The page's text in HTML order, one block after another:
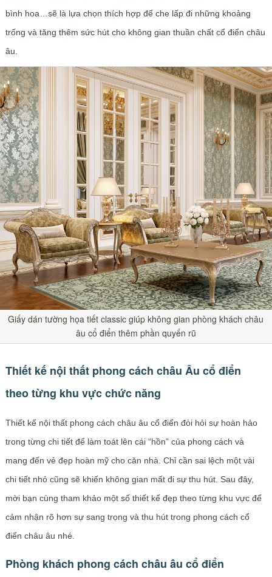
bình hoa…sẽ là lựa chọn thích hợp để che lấp đi những khoảng
trống và tăng thêm sức hút cho không gian thuần chất cổ điển châu
âu.
Giấy dán tường họa tiết classic giúp không gian phòng khách châu
âu cổ điển thêm phần quyến rũ
Thiết kế nội thất phong cách châu Âu cổ điển
theo từng khu vực chức năng
Thiết kế nội thất phong cách châu âu cổ điển đòi hỏi sự hoàn hảo
trong từng chi tiết để làm toát lên cái “hồn” của phong cách và
mang đến vẻ đẹp hoàn mỹ cho căn nhà. Chỉ cần sai lệch một vài
chi tiết nhỏ cũng sẽ khiến không gian mất đi sự thu hút. Sau đây,
mời bạn cùng tham khảo một số thiết kế đẹp theo từng khu vực để
cảm nhận rõ hơn sự sang trọng và thu hút trong phong cách cổ
điển châu âu nhé.
Phòng khách phong cách châu âu cổ điển